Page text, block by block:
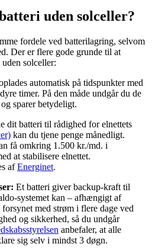
uden solceller?
fordele ved batterilagring, selvom
Der er flere gode grunde til at
uden solceller:
automatisk på tidspunkter med
timer. På den måde undgår du de
sparer betydeligt.
dit batteri til rådighed for elnettets
kan du tjene penge månedligt.
få omkring 1.500 kr./md. i
at stabilisere elnettet.
afEnerginet.
Et batteri giver backup-kraft til
systemet kan – afhængigt af
med strøm i flere dage ved
og sikkerhed, så du undgår
anbefaler, at alle
sig selv i mindst 3 døgn.